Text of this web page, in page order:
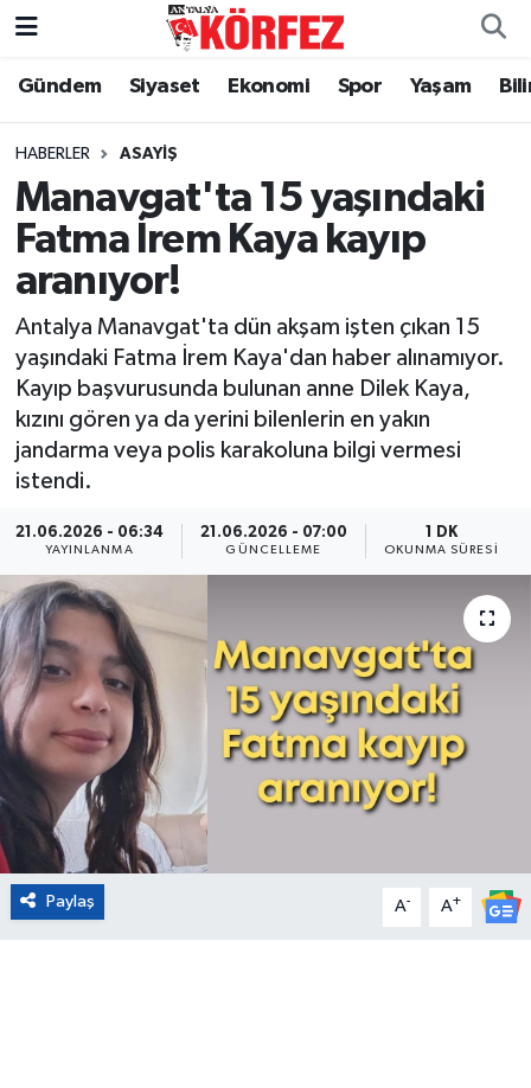
Gündem Siyaset Ekonomi Spor Yaşam
HABERLER ASAYIŞ
Manavgat'ta 15 yaşındaki
Fatma İrem Kaya kayıp
aranıyor!
Antalya Manavgat'ta dün akşam işten çıkan 15
yaşındaki Fatma İrem Kaya'dan haber alınamıyor.
Kayıp başvurusunda bulunan anne Dilek Kaya,
kızını gören ya da yerini bilenlerin en yakın
jandarma veya polis karakoluna bilgi vermesi
istendi.
21.06.2026 - 06:34
YAYINLANMA
21.06.2026 - 07:00
GÜNCELLEME
1 DK
OKUNMA SÜRESI
Paylaş A- A+
Gündem
Siyaset
Yerel Yönetim
Ekonomi
Spor
Yaşam
Asayiş
Eğitim
Sağlık
Magazin
Turizm
Çevre
Kültür ve Sanat
Nöbetçi Eczaneler
Hava Durumu
Trafik Durumu
Süper Lig Puan Durumu ve Fikstür
Tüm Manşetler
Son Dakika Haberleri
Haber Arşivi